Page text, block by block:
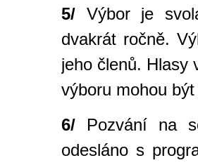
5/ Výbor je
dvakrát ročně.
jeho členů. Hlasy
výboru mohou
6/ Pozvání na
odesláno s